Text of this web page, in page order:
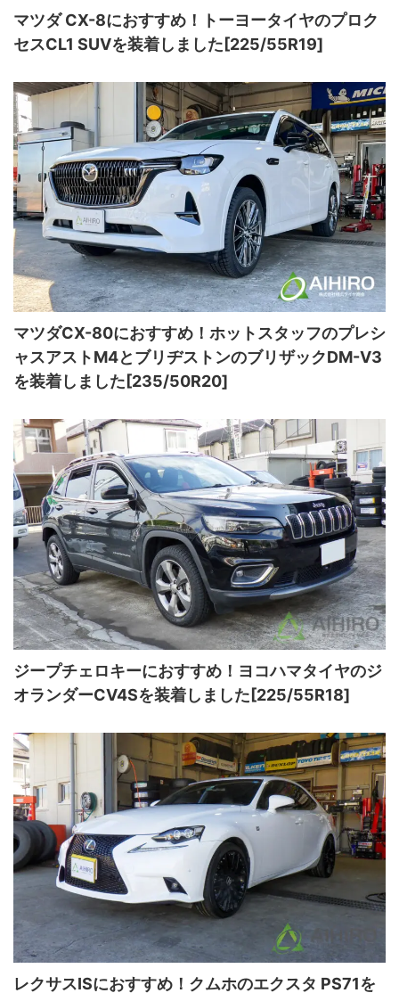
マツダ CX-8におすすめ！トーヨータイヤのプロク
セスCL1 SUVを装着しました[225/55R19]
マツダCX-80におすすめ！ホットスタッフのプレシ
ャスアストM4とブリヂストンのブリザックDM-V3
を装着しました[235/50R20]
ジープチェロキーにおすすめ！ヨコハマタイヤのジ
オランダーCV4Sを装着しました[225/55R18]
レクサスISにおすすめ！クムホのエクスタ PS71を